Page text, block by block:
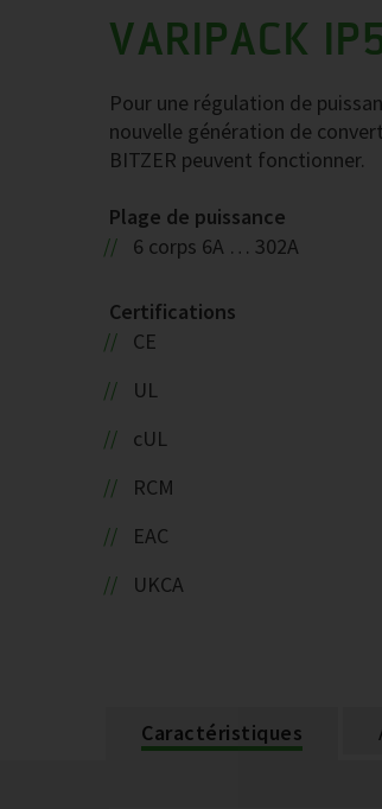
VARIPACK
Pour une régulation de
nouvelle génération de
BITZER peuvent fonctionner.
Plage de puissance
6 corps 6A … 302A
Certifications
CE
UL
cUL
RCM
EAC
UKCA
Caractéristiques